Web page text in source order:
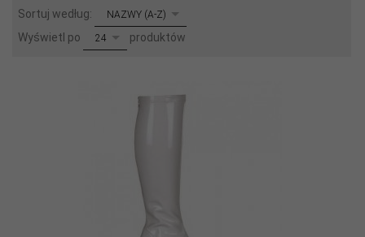
Sortuj według: sortNAZWY (A-Z)
Wyświetl po pop24 produktów